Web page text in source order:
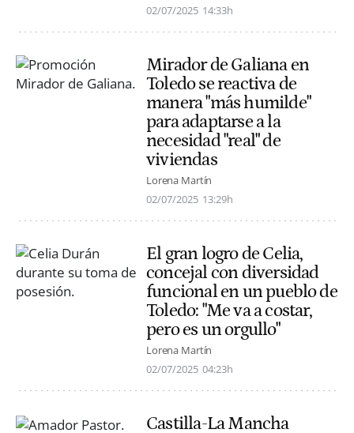
02/07/2025 14:33h
Mirador de Galiana en
Toledo se reactiva de
manera "más humilde"
para adaptarse a la
necesidad "real" de
viviendas
Lorena Martín
02/07/2025 13:29h
El gran logro de Celia,
concejal con diversidad
funcional en un pueblo de
Toledo: "Me va a costar,
pero es un orgullo"
Lorena Martín
02/07/2025 04:23h
Castilla-La Mancha